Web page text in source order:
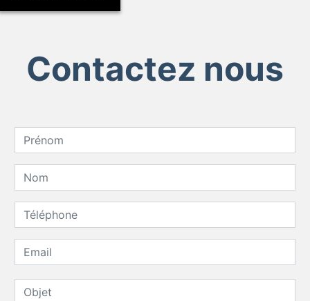
Contactez nous